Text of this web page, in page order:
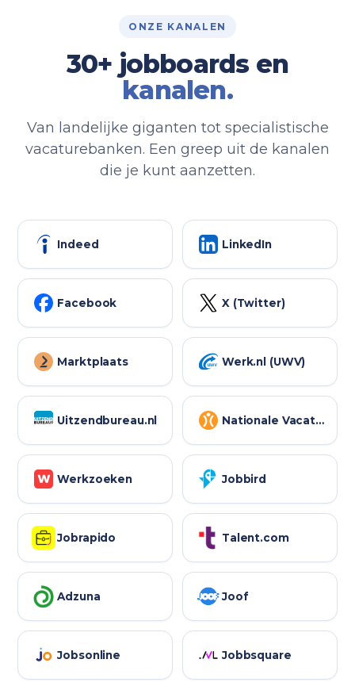
ONZE KANALEN
30+ jobboards en
kanalen.
Van landelijke giganten tot specialistische
vacaturebanken. Een greep uit de kanalen
die je kunt aanzetten.
Indeed LinkedIn
Facebook X (Twitter)
Marktplaats Werk.nl (UWV)
Uitzendbureau.nl Nationale Vacaturebank
Werkzoeken Jobbird
Jobrapido Talent.com
Adzuna Joof
Jobsonline Jobbsquare